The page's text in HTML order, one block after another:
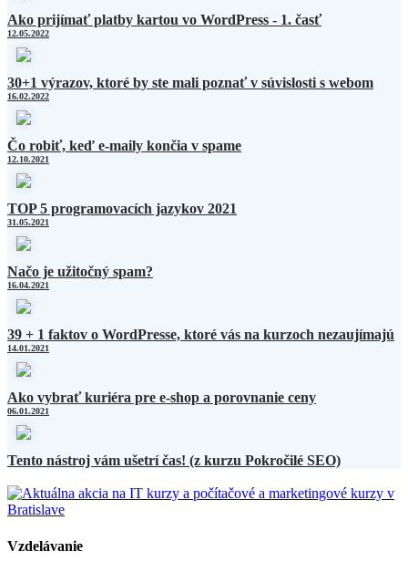
Ako prijímať platby kartou vo WordPress - 1. časť
12.05.2022
30+1 výrazov, ktoré by ste mali poznať v súvislosti s webom
16.02.2022
Čo robiť, keď e-maily končia v spame
12.10.2021
TOP 5 programovacích jazykov 2021
31.05.2021
Načo je užitočný spam?
16.04.2021
39 + 1 faktov o WordPresse, ktoré vás na kurzoch nezaujímajú
14.01.2021
Ako vybrať kuriéra pre e-shop a porovnanie ceny
06.01.2021
Tento nástroj vám ušetrí čas! (z kurzu Pokročilé SEO)
Vzdelávanie